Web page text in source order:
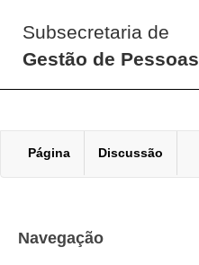
Subsecretaria de
Gestão de Pessoas
Página Discussão
Navegação